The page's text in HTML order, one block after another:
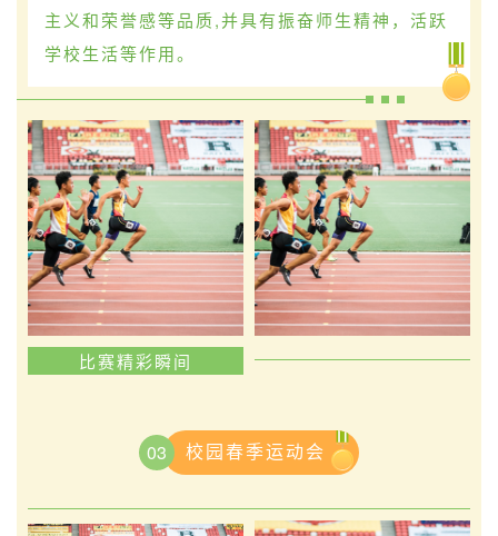
主义和荣誉感等品质,并具有振奋师生精神，活跃
学校生活等作用。
比赛精彩瞬间
03 校园春季运动会